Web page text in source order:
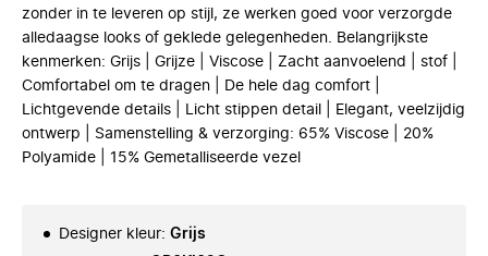
zonder in te leveren op stijl, ze werken goed voor verzorgde
alledaagse looks of geklede gelegenheden. Belangrijkste
kenmerken: Grijs | Grijze | Viscose | Zacht aanvoelend | stof |
Comfortabel om te dragen | De hele dag comfort |
Lichtgevende details | Licht stippen detail | Elegant, veelzijdig
ontwerp | Samenstelling & verzorging: 65% Viscose | 20%
Polyamide | 15% Gemetalliseerde vezel
Designer kleur: Grijs